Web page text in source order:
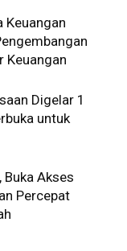
Keuangan
Keuangan
Digelar 1
untuk
Buka Akses
Percepat